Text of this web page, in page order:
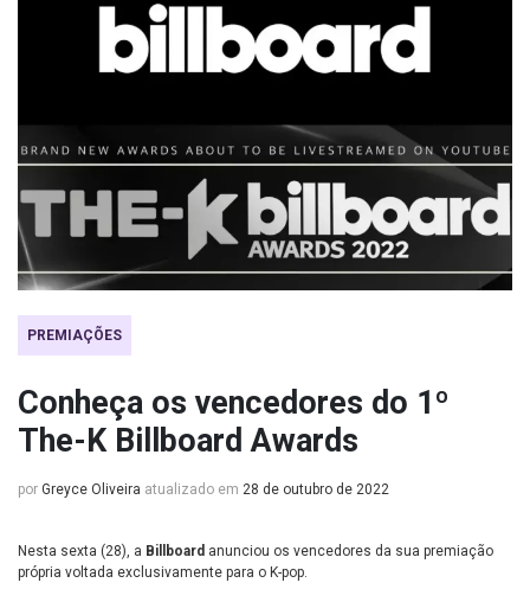
PREMIAÇÕES
Conheça os vencedores do 1º
The-K Billboard Awards
por Greyce Oliveira atualizado em 28 de outubro de 2022
Nesta sexta (28), a Billboard anunciou os vencedores da sua premiação
própria voltada exclusivamente para o K-pop.